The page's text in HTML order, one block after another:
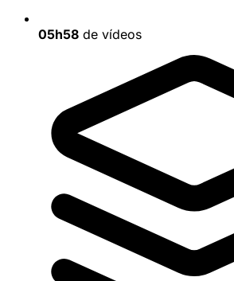
05h58 de vídeos